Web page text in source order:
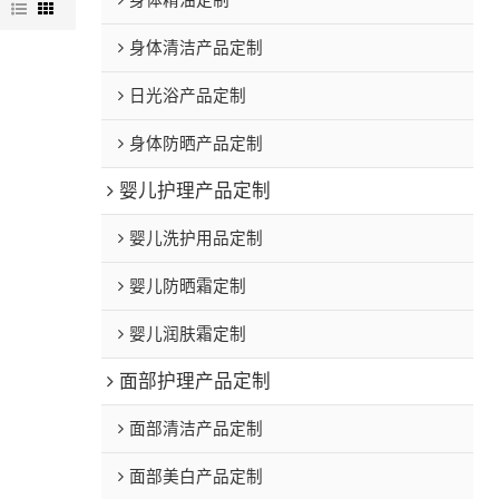
身体清洁产品定制
日光浴产品定制
身体防晒产品定制
婴儿护理产品定制
婴儿洗护用品定制
婴儿防晒霜定制
婴儿润肤霜定制
面部护理产品定制
面部清洁产品定制
面部美白产品定制